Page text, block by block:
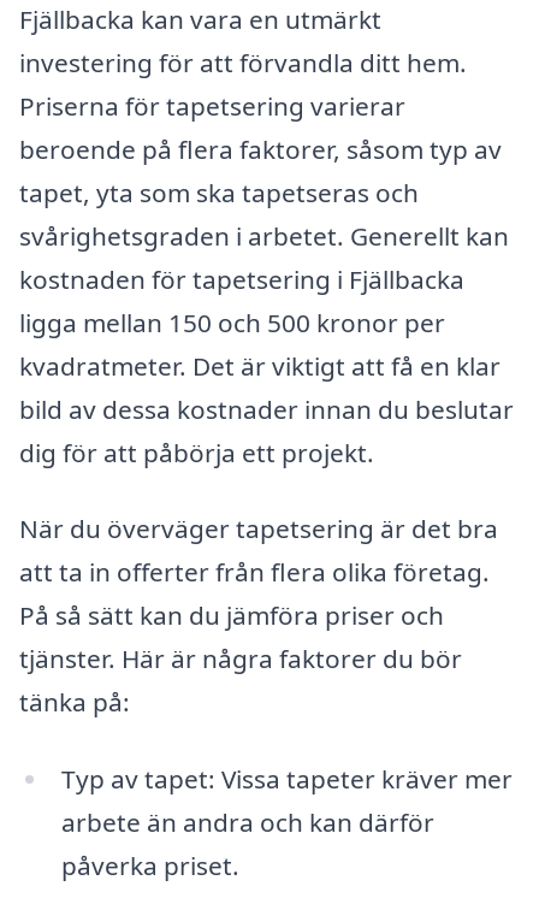
Fjällbacka kan vara en utmärkt
investering för att förvandla ditt hem.
Priserna för tapetsering varierar
beroende på flera faktorer, såsom typ av
tapet, yta som ska tapetseras och
svårighetsgraden i arbetet. Generellt kan
kostnaden för tapetsering i Fjällbacka
ligga mellan 150 och 500 kronor per
kvadratmeter. Det är viktigt att få en klar
bild av dessa kostnader innan du beslutar
dig för att påbörja ett projekt.
När du överväger tapetsering är det bra
att ta in offerter från flera olika företag.
På så sätt kan du jämföra priser och
tjänster. Här är några faktorer du bör
tänka på:
Typ av tapet: Vissa tapeter kräver mer
arbete än andra och kan därför
påverka priset.